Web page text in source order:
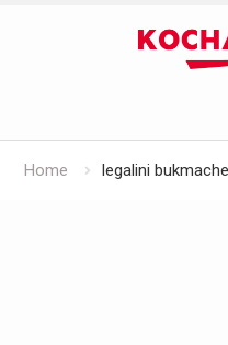
Home legalini